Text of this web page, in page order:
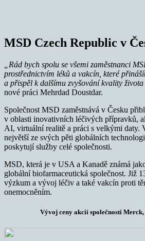
MSD Czech Republic v
„Rád bych spolu se všemi zaměstnanci
prostřednictvím léků a vakcín, které
a přispěl k dalšímu zvyšování kvality života
nové práci Mehrdad Doustdar.
Společnost MSD zaměstnává v Česku
v oblasti inovativních léčivých přípravků,
AI, virtuální realitě a práci s velkými daty.
největší ze svých pěti globálních
poskytují služby celé společnosti.
MSD, která je v USA a Kanadě známá
globální biofarmaceutická společnost. Již
výzkum a vývoj léčiv a také vakcín proti
onemocněním.
Vývoj ceny akcií společnosti